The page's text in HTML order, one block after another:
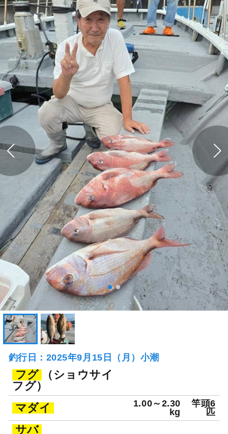
釣行日：2025年9月15日（月）小潮
フグ
（ショウサイ
フグ）
マダイ
1.00～2.30
kg
竿頭6
匹
サバ